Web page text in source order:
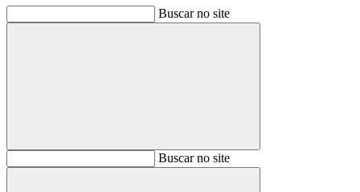
Buscar no site
BuscarBuscar no site